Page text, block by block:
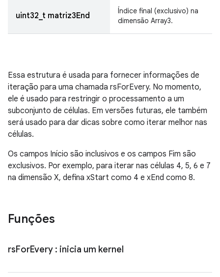
uint32_t matriz3End
Índice final (exclusivo) na
dimensão Array3.
Essa estrutura é usada para fornecer informações de
iteração para uma chamada rsForEvery. No momento,
ele é usado para restringir o processamento a um
subconjunto de células. Em versões futuras, ele também
será usado para dar dicas sobre como iterar melhor nas
células.
Os campos Início são inclusivos e os campos Fim são
exclusivos. Por exemplo, para iterar nas células 4, 5, 6 e 7
na dimensão X, defina xStart como 4 e xEnd como 8.
Funções
rsForEvery : inicia um kernel